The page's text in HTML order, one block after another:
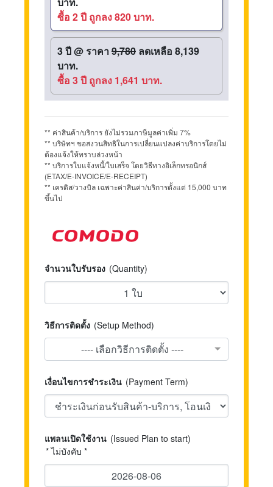
ซื้อ 2 ปี ถูกลง 820 บาท.
3 ปี@ ราคา9,780 ลดเหลือ 8,139
บาท.
ซื้อ 3 ปี ถูกลง 1,641 บาท.
** ค่าสินค้า/บริการ ยังไม่รวมภาษีมูลค่าเพิ่ม 7%
** บริษัทฯ ขอสงวนสิทธิในการเปลี่ยนแปลงค่าบริการโดยไม่
ต้องแจ้งให้ทราบล่วงหน้า
** บริการใบแจ้งหนี้/ใบเสร็จ โดยวิธีทางอิเล็กทรอนิกส์
(ETAX/E-INVOICE/E-RECEIPT)
** เครดิส/วางบิล เฉพาะค่าสินค่า/บริการตั้งแต่ 15,000 บาท
ขึ้นไป
จำนวนใบรับรอง (Quantity)
วิธีการติดตั้ง (Setup Method)
---- เลือกวิธีการติดตั้ง ----
เงื่อนไขการชำระเงิน (Payment Term)
แพลนเปิดใช้งาน (Issued Plan to start)
* ไม่บังคับ *